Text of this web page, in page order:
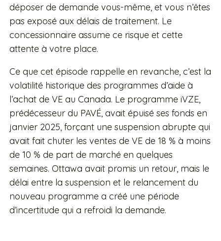
déposer de demande vous-même, et vous n’êtes
pas exposé aux délais de traitement. Le
concessionnaire assume ce risque et cette
attente à votre place.
Ce que cet épisode rappelle en revanche, c’est la
volatilité historique des programmes d’aide à
l’achat de VE au Canada. Le programme iVZE,
prédécesseur du PAVÉ, avait épuisé ses fonds en
janvier 2025, forçant une suspension abrupte qui
avait fait chuter les ventes de VE de 18 % à moins
de 10 % de part de marché en quelques
semaines. Ottawa avait promis un retour, mais le
délai entre la suspension et le relancement du
nouveau programme a créé une période
d’incertitude qui a refroidi la demande.